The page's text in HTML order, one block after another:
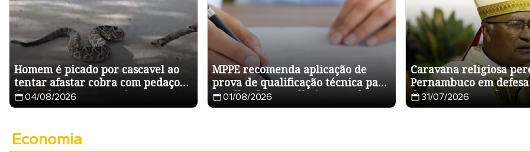
Homem é picado por cascavel ao
tentar afastar cobra com pedaço
de madeira em Capoeiras
04/08/2026
MPPE recomenda aplicação de
prova de qualificação técnica para
escolha de conselheiros tutelares
01/08/2026
Caravana religiosa
Pernambuco em
democracia; confira
31/07/2026
Economia